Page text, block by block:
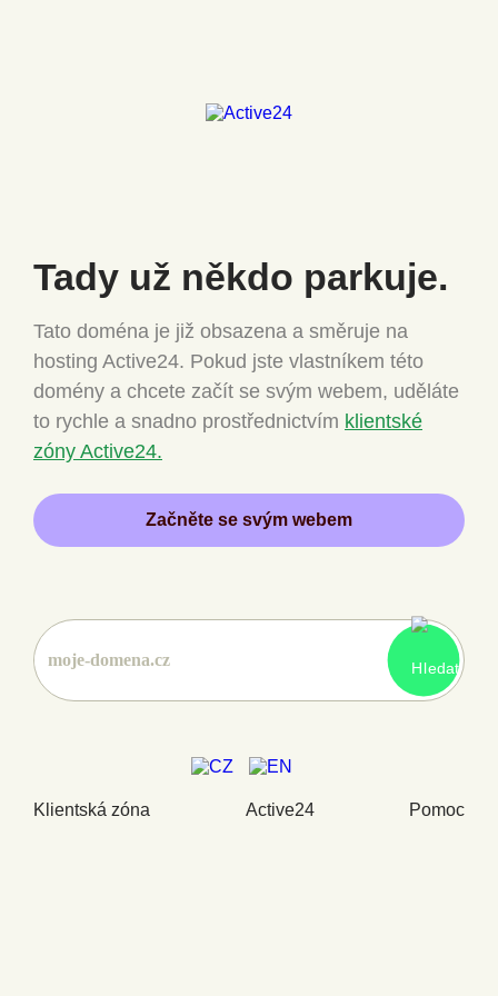
Tady už někdo parkuje.
Tato doména je již obsazena a směruje na
hosting Active24. Pokud jste vlastníkem této
domény a chcete začít se svým webem, uděláte
to rychle a snadno prostřednictvím klientské
zóny Active24.
Začněte se svým webem
Klientská zóna Active24 Pomoc